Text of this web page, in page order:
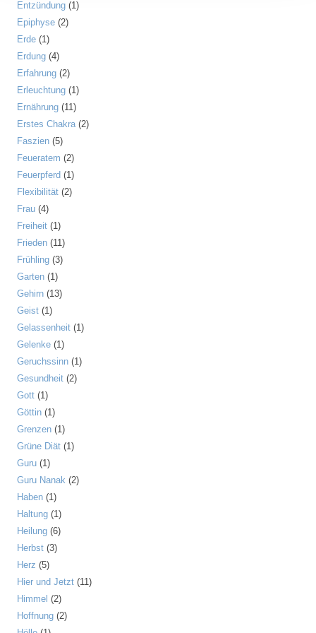
Entzündung (1)
Epiphyse (2)
Erde (1)
Erdung (4)
Erfahrung (2)
Erleuchtung (1)
Ernährung (11)
Erstes Chakra(2)
Faszien (5)
Feueratem (2)
Feuerpferd (1)
Flexibilität (2)
Frau (4)
Freiheit (1)
Frieden (11)
Frühling (3)
Garten (1)
Gehirn (13)
Geist (1)
Gelassenheit (1)
Gelenke (1)
Geruchssinn (1)
Gesundheit (2)
Gott (1)
Göttin (1)
Grenzen (1)
Grüne Diät (1)
Guru (1)
Guru Nanak (2)
Haben (1)
Haltung (1)
Heilung (6)
Herbst (3)
Herz (5)
Hier und Jetzt (11)
Himmel (2)
Hoffnung (2)